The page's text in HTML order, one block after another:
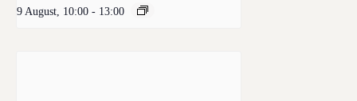
9 August, 10:00 - 13:00